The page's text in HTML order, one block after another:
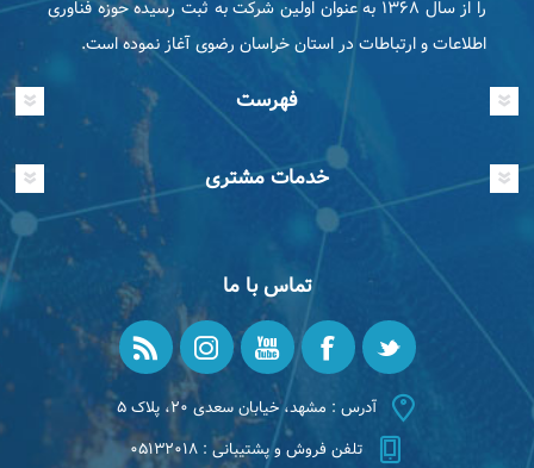
را از سال ۱۳۶۸ به عنوان اولین شرکت به ثبت رسیده حوزه فناوری
اطلاعات و ارتباطات در استان خراسان رضوی آغاز نموده است.
فهرست
خدمات مشتری
تماس با ما
آدرس : مشهد، خیابان سعدی ۲۰، پلاک ۵
تلفن فروش و پشتیبانی : ۰۵۱۳۲۰۱۸